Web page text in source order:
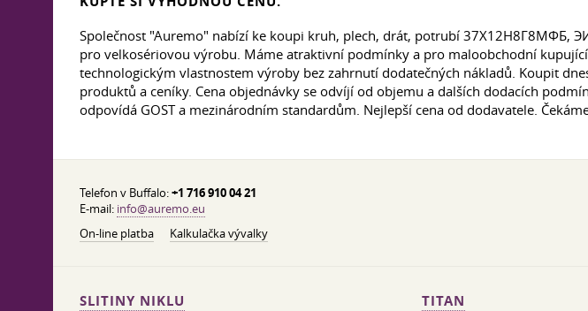
Společnost "Auremo" nabízí ke koupi kruh, plech, drát, potrubí 37Х12Н8Г8МФБ,
pro velkosériovou výrobu. Máme atraktivní podmínky a pro maloobchodní
technologickým vlastnostem výroby bez zahrnutí dodatečných nákladů. Koupit
produktů a ceníky. Cena objednávky se odvíjí od objemu a dalších dodacích
odpovídá GOST a mezinárodním standardům. Nejlepší cena od dodavatele.
Telefon v Buffalo:+1 716 910 04 21
E-mail: info@auremo.eu
On-line platba
Kalkulačka vývalky
SLITINY NIKLU TITAN